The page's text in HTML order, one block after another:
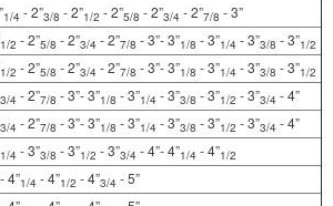
1/4 - 2”3/8 - 2”1/2 - 2”5/8 - 2”3/4 - 2”7/8 - 3”
1/2 - 2”5/8 - 2”3/4 - 2”7/8 - 3”- 3”1/8 - 3”1/4 - 3”3/8 - 3”1/2
1/2 - 2”5/8 - 2”3/4 - 2”7/8 - 3”- 3”1/8 - 3”1/4 - 3”3/8 - 3”1/2
3/4 - 2”7/8 - 3”- 3”1/8 - 3”1/4 - 3”3/8 - 3”1/2 - 3”3/4 - 4”
3/4 - 2”7/8 - 3”- 3”1/8 - 3”1/4 - 3”3/8 - 3”1/2 - 3”3/4 - 4”
1/4 - 3”3/8 - 3”1/2 - 3”3/4 - 4”- 4”1/4 - 4”1/2
4”1/4 - 4”1/2 - 4”3/4 - 5”